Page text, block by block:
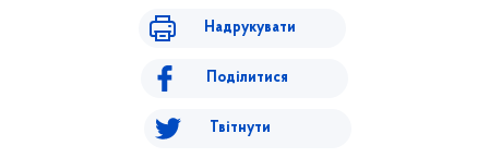
Надрукувати
Поділитися
Твітнути